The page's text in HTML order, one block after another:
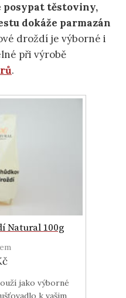
posypat těstoviny,
dokáže parmazán
droždí je výborné i
při výrobě
.
Natural 100g
jako výborné
k vašim